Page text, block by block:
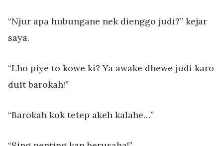
“Njur apa hubungane nek dienggo judi?” kejar
saya.
“Lho piye to kowe ki? Ya awake dhewe judi karo
duit barokah!”
“Barokah kok tetep akeh kalahe…”